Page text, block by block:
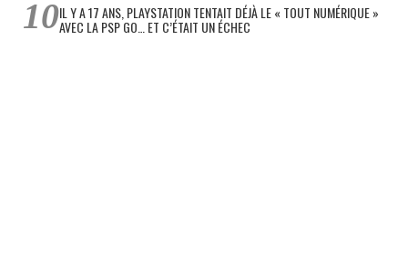
IL Y A 17 ANS, PLAYSTATION TENTAIT DÉJÀ LE « TOUT NUMÉRIQUE »
AVEC LA PSP GO… ET C’ÉTAIT UN ÉCHEC